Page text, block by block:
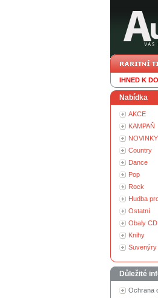
IHNED K
Nabídka
AKCE
KAMPAŇ
NOVINKY
Country
Dance
Pop
Rock
Hudba
Ostatní
Obaly
Knihy
Suvenýry
Důležité
Ochrana